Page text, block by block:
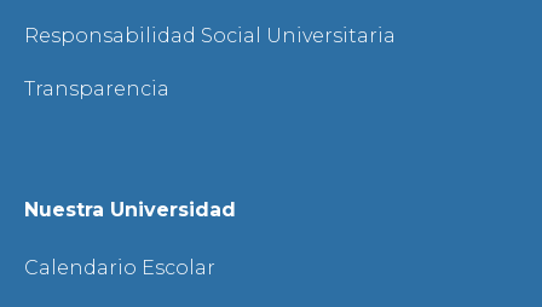
Responsabilidad Social Universitaria
Transparencia
Nuestra Universidad
Calendario Escolar